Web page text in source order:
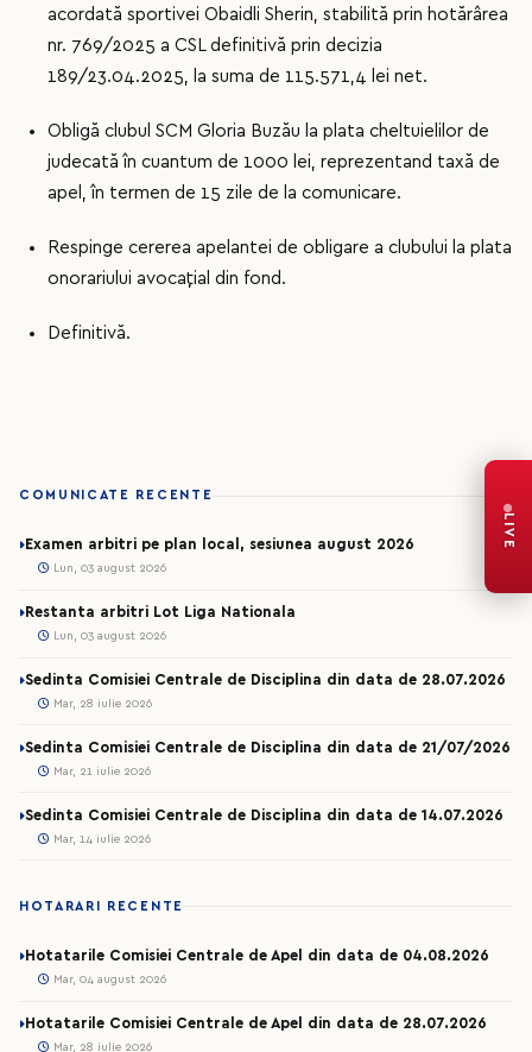
acordată sportivei Obaidli Sherin, stabilită prin hotărârea
nr. 769/2025 a CSL definitivă prin decizia
189/23.04.2025, la suma de 115.571,4 lei net.
Obligă clubul SCM Gloria Buzău la plata cheltuielilor de
judecată în cuantum de 1000 lei, reprezentand taxă de
apel, în termen de 15 zile de la comunicare.
Respinge cererea apelantei de obligare a clubului la plata
onorariului avocațial din fond.
Definitivă.
COMUNICATE RECENTE
Examen arbitri pe plan local, sesiunea august 2026
Lun, 03 august 2026
Restanta arbitri Lot Liga Nationala
Lun, 03 august 2026
Sedinta Comisiei Centrale de Disciplina din data de 28.07.2026
Mar, 28 iulie 2026
Sedinta Comisiei Centrale de Disciplina din data de 21/07/2026
Mar, 21 iulie 2026
Sedinta Comisiei Centrale de Disciplina din data de 14.07.2026
Mar, 14 iulie 2026
HOTARARI RECENTE
Hotatarile Comisiei Centrale de Apel din data de 04.08.2026
Mar, 04 august 2026
Hotatarile Comisiei Centrale de Apel din data de 28.07.2026
Mar, 28 iulie 2026
LIVE